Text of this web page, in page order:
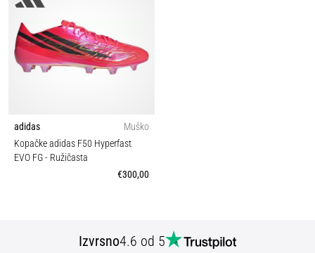
adidas
Muško
Kopačke adidas F50 Hyperfast
EVO FG- Ružičasta
€300,00
Izvrsno4.6 od 5